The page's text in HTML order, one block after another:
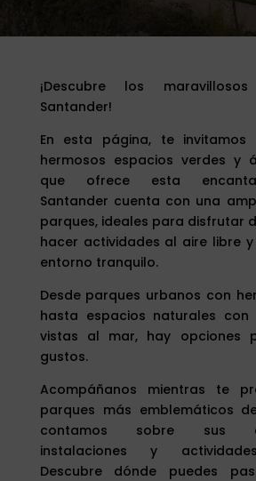
¡Descubre los
Santander!
En esta página, te
hermosos espacios verdes y
que ofrece esta
Santander cuenta con una
parques, ideales para disfrutar
hacer actividades al aire libre
entorno tranquilo.
Desde parques urbanos con
hasta espacios naturales con
vistas al mar, hay opciones
gustos.
Acompáñanos mientras te
parques más emblemáticos
contamos sobre sus
instalaciones y
Descubre dónde puedes